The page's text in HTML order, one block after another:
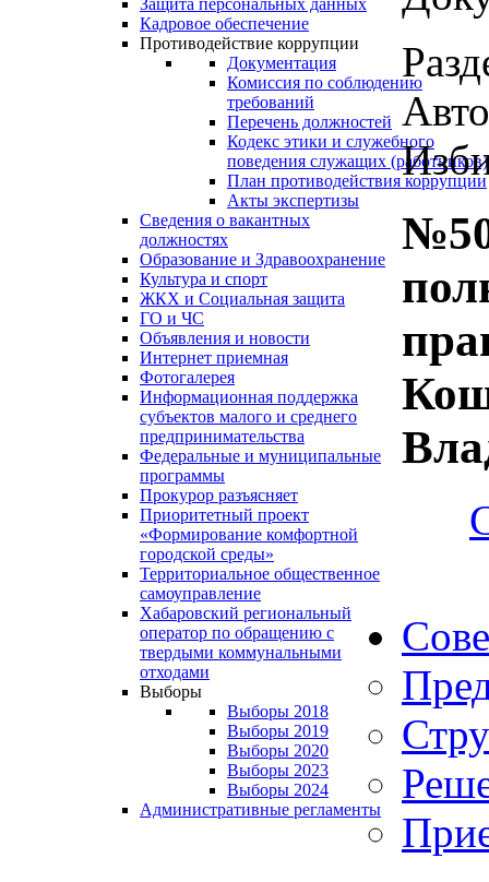
Защита персональных данных
Кадровое обеспечение
Противодействие коррупции
Документация
Комиссия по соблюдению
требований
Перечень должностей
Кодекс этики и служебного
поведения служащих (работников)
План противодействия коррупции
Акты экспертизы
Сведения о вакантных
должностях
Образование и Здравоохранение
Культура и спорт
ЖКХ и Социальная защита
ГО и ЧС
Объявления и новости
Интернет приемная
Фотогалерея
Информационная поддержка
субъектов малого и среднего
предпринимательства
Федеральные и муниципальные
программы
Прокурор разъясняет
Приоритетный проект
«Формирование комфортной
городской среды»
Территориальное общественное
самоуправление
Хабаровский региональный
оператор по обращению с
твердыми коммунальными
отходами
Выборы
Выборы 2018
Выборы 2019
Выборы 2020
Выборы 2023
Выборы 2024
Административные регламенты